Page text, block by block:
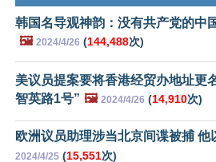
韩国名导观神韵：没有共产党的中
🖼️ 2024/4/26 (144,488次)
美议员提案要将香港经贸办地址更
智英路1号” 🖼️ 2024/4/26 (14,910次)
欧洲议员助理涉当北京间谍被捕 他
2024/4/25 (15,551次)